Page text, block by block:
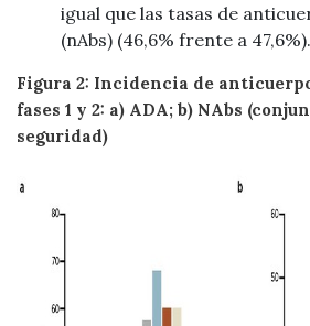
igual que las tasas de
(nAbs) (46,6% frente a 47,6%).
Figura 2: Incidencia de
fases 1 y 2: a) ADA; b) NAbs
seguridad)